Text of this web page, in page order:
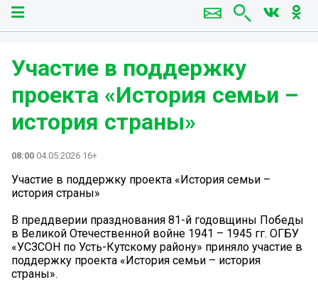
Участие в поддержку
проекта «История семьи –
история страны»
08:00 04.05.2026 16+
Участие в поддержку проекта «История семьи –
история страны»
В преддверии празднования 81-й годовщины Победы
в Великой Отечественной войне 1941 – 1945 гг. ОГБУ
«УСЗСОН по Усть-Кутскому району» приняло участие в
поддержку проекта «История семьи – история
страны».